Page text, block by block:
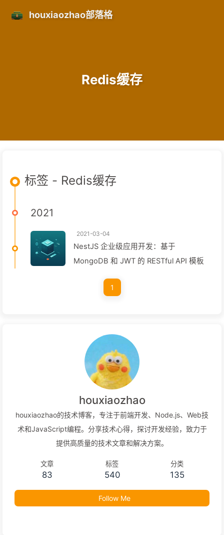
houxiaozhao部落格
Redis缓存
标签 - Redis缓存
2021
2021-03-04
NestJS 企业级应用开发：基于
MongoDB 和 JWT 的 RESTful API 模板
1
houxiaozhao
houxiaozhao的技术博客，专注于前端开发、Node.js、Web技
术和JavaScript编程。分享技术心得，探讨开发经验，致力于
提供高质量的技术文章和解决方案。
文章
83
标签
540
分类
135
Follow Me